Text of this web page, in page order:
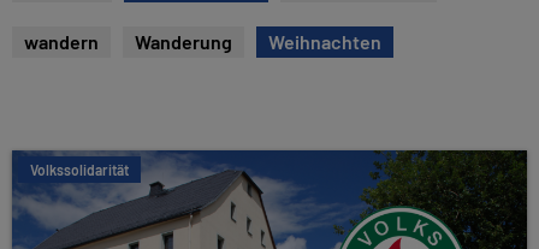
wandern Wanderung Weihnachten
Volkssolidarität